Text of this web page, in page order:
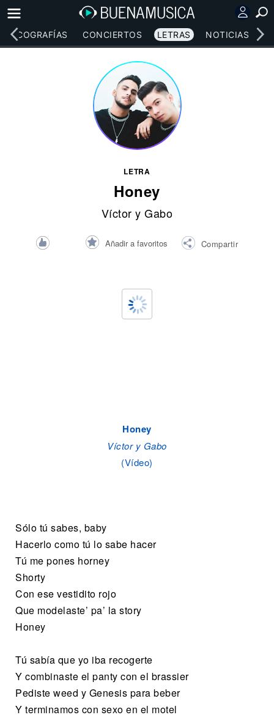
DISCOGRAFÍAS CONCIERTOS LETRAS NOTICIAS
LETRA
Honey
Víctor y Gabo
Añadir a favoritos Compartir
Honey
Víctor y Gabo
(Vídeo)
Sólo tú sabes, baby
Hacerlo como tú lo sabe hacer
Tú me pones horney
Shorty
Con ese vestidito rojo
Que modelaste’ pa’ la story
Honey
Tú sabía que yo iba recogerte
Y combinaste el panty con el brassier
Pediste weed y Genesis para beber
Y terminamos con sexo en el motel